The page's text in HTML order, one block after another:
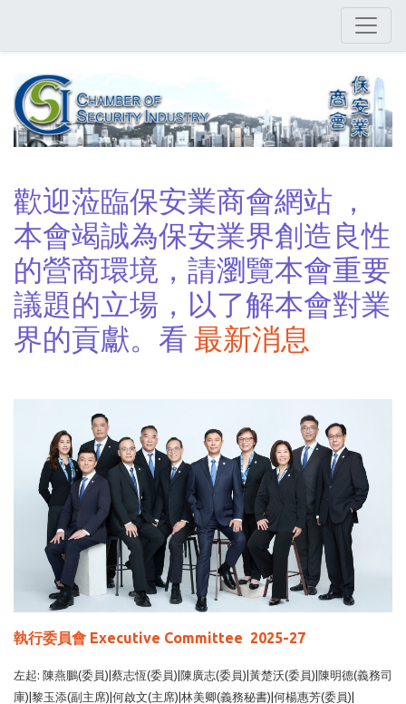
main
歡迎蒞臨保安業商會網站 ，
本會竭誠為保安業界創造良性
的營商環境，請瀏覽本會重要
議題的立場，以了解本會對業
界的貢獻。看 最新消息
執行委員會 Executive Committee 2025-27
左起: 陳燕鵬(委員)|蔡志恆(委員)|陳廣志(委員)|黃楚沃(委員)|陳明德(義務司
庫)|黎玉添(副主席)|何啟文(主席)|林美卿(義務秘書)|何楊惠芳(委員)|